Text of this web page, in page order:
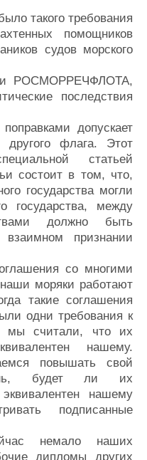
такого требования
помощников
судов морского
РОСМОРРЕЧФЛОТА,
последствия
допускает
флага. Этот
статьей
состоит в том, что,
государства могли
государства, между
должно быть
признании
со многими
моряки работают
такие соглашения
одни требования к
мы считали, что их
нашему.
повышать свой
будет ли их
нашему
подписанные
немало наших
дипломы других